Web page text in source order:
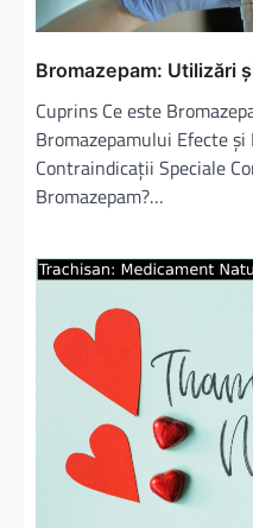
Bromazepam: Utilizări
Cuprins Ce este
Bromazepamului Efecte
Contraindicații Speciale
Bromazepam?…